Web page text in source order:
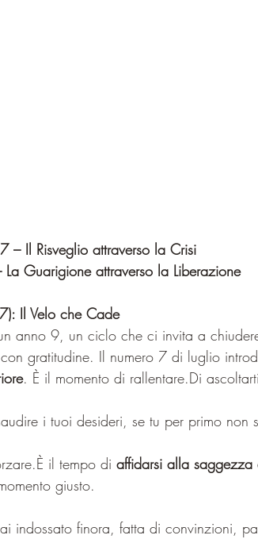
Il Risveglio attraverso la Crisi
Guarigione attraverso la Liberazione
Il Velo che Cade
anno 9, un ciclo che ci invita a
gratitudine. Il numero 7 di luglio
. È il momento di rallentare.Di
i tuoi desideri, se tu per primo non
il tempo di affidarsi alla saggezza
giusto.
indossato finora, fatta di convinzioni,